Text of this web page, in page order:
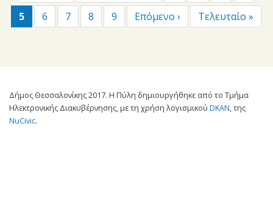
5
6 7 8 9 Επόμενο › Τελευταίο »
Δήμος Θεσσαλονίκης 2017. Η Πύλη δημιουργήθηκε από το Τμήμα
Ηλεκτρονικής Διακυβέρνησης, με τη χρήση λογισμικού DKAN, της
NuCivic.